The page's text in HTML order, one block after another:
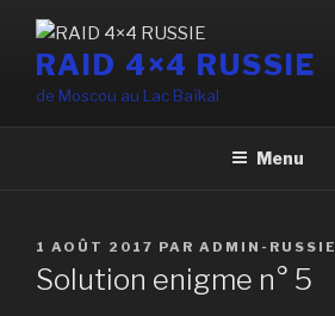
contenu
principal
RAID 4×4 RUSSIE
de Moscou au Lac Baïkal
Menu
PUBLIÉ
LE
1 AOÛT 2017 PAR ADMIN-RUSSIE
Solution enigme n° 5